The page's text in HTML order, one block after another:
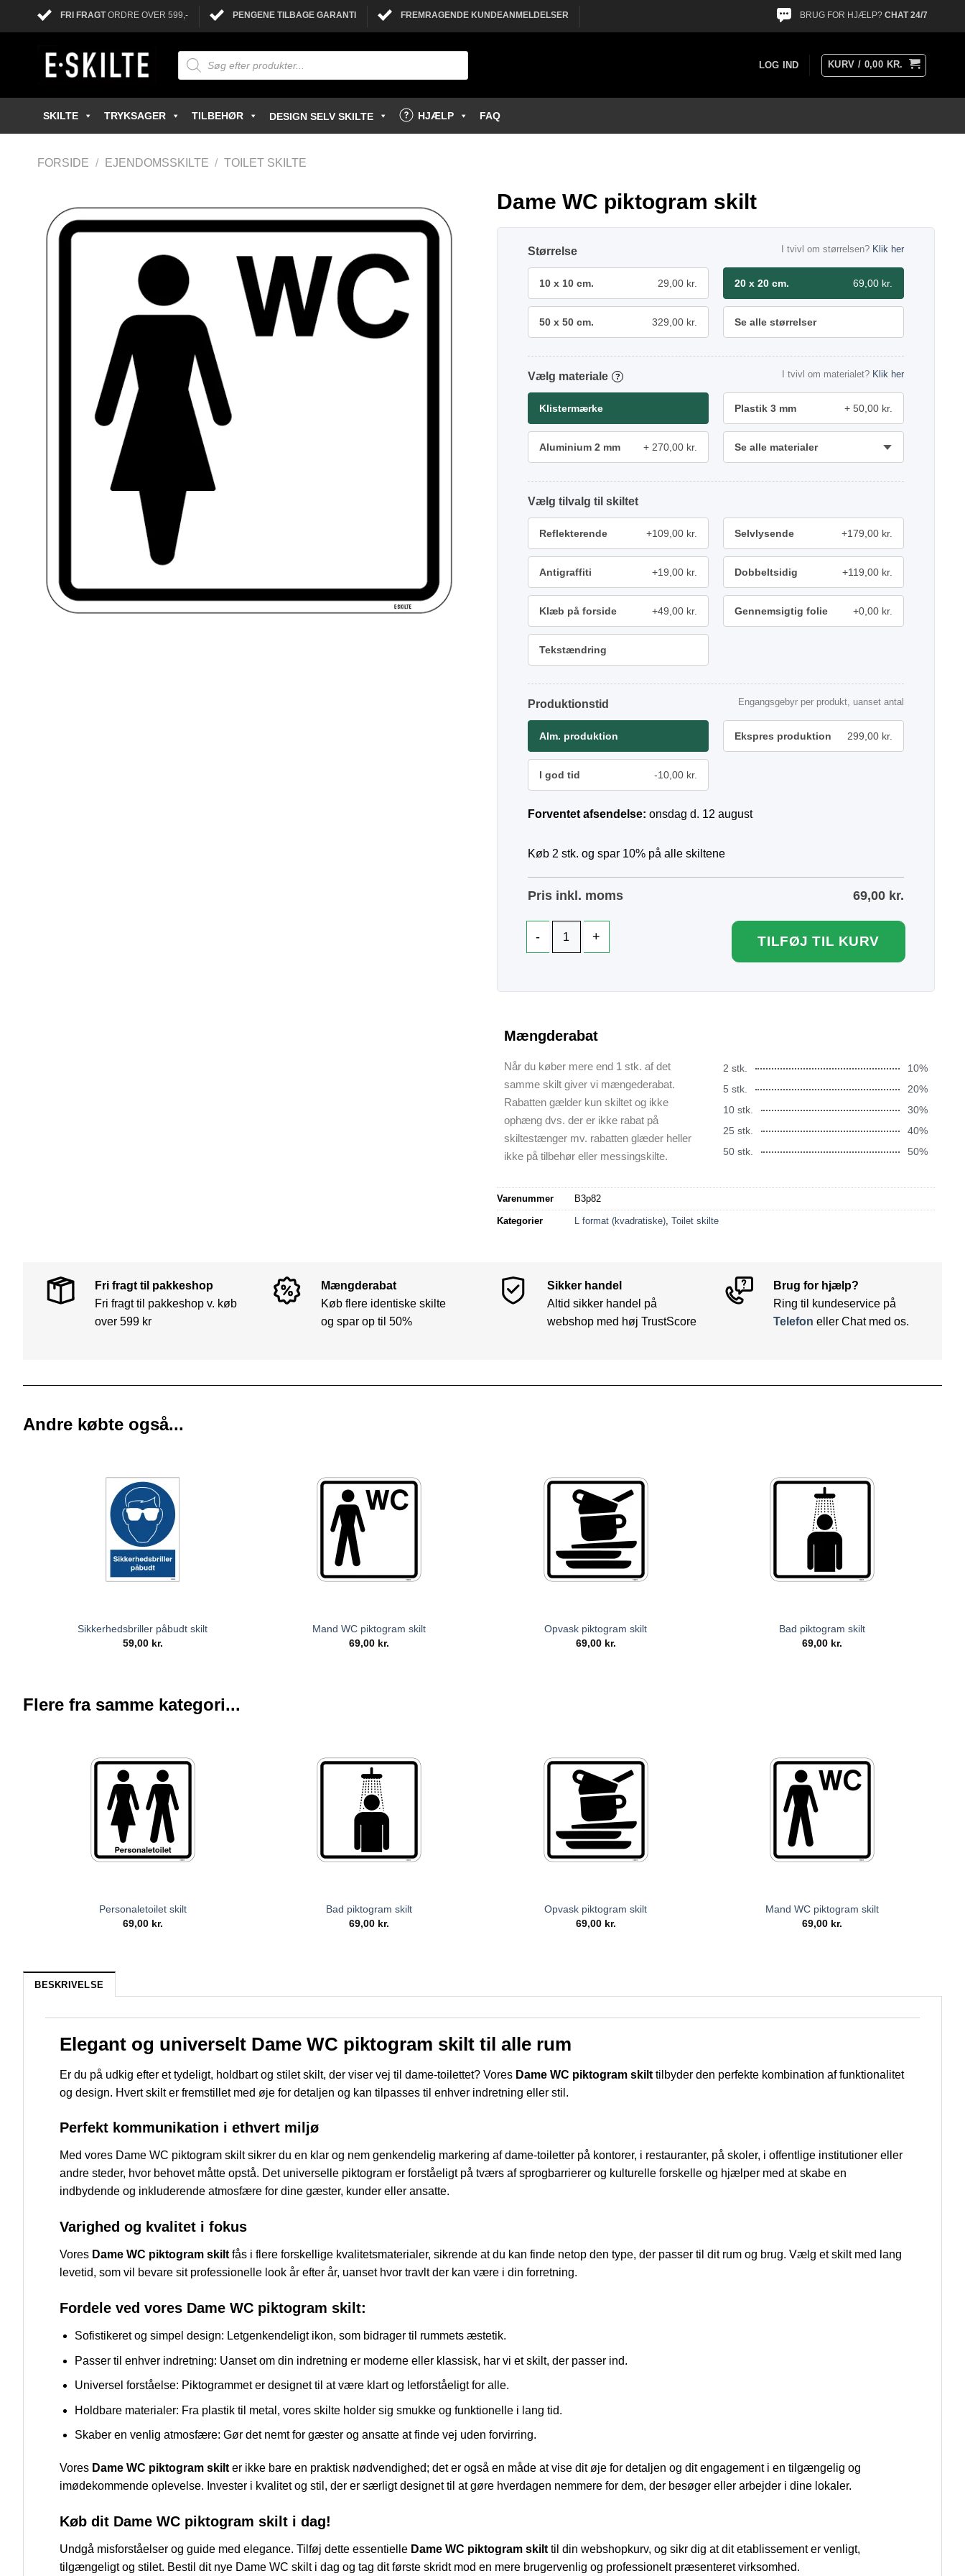
FRI FRAGTORDRE OVER 599,- PENGENE TILBAGE GARANTI FREMRAGENDE KUNDEANMELDELSER BRUG FOR HJÆLP? CHAT 24/7
LOG IND KURV / 0,00 KR.
SKILTE TRYKSAGER TILBEHØR DESIGN SELV SKILTE HJÆLP FAQ
FORSIDE / EJENDOMSSKILTE / TOILET SKILTE
Dame WC piktogram skilt
Størrelse I tvivl om størrelsen? Klik her
10 x 10 cm. 29,00 kr. 20 x 20 cm. 69,00 kr.
50 x 50 cm. 329,00 kr. Se alle størrelser
materiale ? I tvivl om materialet? Klik her
Klistermærke Plastik 3 mm 50,00 kr.
Aluminium 2 mm 270,00 kr. Se alle materialer
tilvalg
Reflekterende +109,00 kr. Selvlysende +179,00 kr.
Antigraffiti +19,00 kr. Dobbeltsidig +119,00 kr.
Klæb på forside +49,00 kr. Gennemsigtig folie +0,00 kr.
Tekstændring
Produktionstid Engangsgebyr per produkt, uanset antal
Alm. produktion Ekspres produktion 299,00 kr.
I god tid -10,00 kr.
Forventet afsendelse: onsdag d. 12 august
Køb 2 stk. og spar 10% på alle skiltene
Pris inkl. moms 69,00 kr.
TILFØJ TIL KURV
Mængderabat
Når du køber mere end 1 stk. af det
samme skilt giver vi mængederabat.
Rabatten gælder kun skiltet og ikke
ophæng dvs. der er ikke rabat på
skiltestænger mv. rabatten glæder heller
ikke på tilbehør eller messingskilte.
2 stk.
10%
5 stk.
20%
10 stk.
30%
25 stk.
40%
50 stk.
50%
Varenummer B3p82
Kategorier L format (kvadratiske) Toilet skilte
Fri fragt til pakkeshop
Fri fragt til pakkeshop v. køb
over 599 kr
Mængderabat
Køb flere identiske skilte
og spar op til 50%
Sikker handel
Altid sikker handel på
webshop med høj TrustScore
Brug for hjælp?
Ring til kundeservice på
Telefon eller Chat med os.
Andre købte også...
Sikkerhedsbriller påbudt skilt
59,00 kr.
Mand WC piktogram skilt
69,00 kr.
Opvask piktogram skilt
69,00 kr.
Bad piktogram skilt
69,00 kr.
Flere fra samme kategori...
Personaletoilet skilt
69,00 kr.
Bad piktogram skilt
69,00 kr.
Opvask piktogram skilt
69,00 kr.
Mand WC piktogram skilt
69,00 kr.
BESKRIVELSE
Elegant og universelt Dame WC piktogram skilt til alle rum
Er du på udkig efter et tydeligt, holdbart og stilet skilt, der viser vej til dame-toilettet? Vores Dame WC piktogram skilt tilbyder den perfekte kombination af funktionalitet
og design. Hvert skilt er fremstillet med øje for detaljen og kan tilpasses til enhver indretning eller stil.
Perfekt kommunikation i ethvert miljø
Med vores Dame WC piktogram skilt sikrer du en klar og nem genkendelig markering af dame-toiletter på kontorer, i restauranter, på skoler, i offentlige institutioner eller
andre steder, hvor behovet måtte opstå. Det universelle piktogram er forståeligt på tværs af sprogbarrierer og kulturelle forskelle og hjælper med at skabe en
indbydende og inkluderende atmosfære for dine gæster, kunder eller ansatte.
Varighed og kvalitet i fokus
Vores Dame WC piktogram skilt fås i flere forskellige kvalitetsmaterialer, sikrende at du kan finde netop den type, der passer til dit rum og brug. Vælg et skilt med lang
levetid, som vil bevare sit professionelle look år efter år, uanset hvor travlt der kan være i din forretning.
Fordele ved vores Dame WC piktogram skilt:
Sofistikeret og simpel design: Letgenkendeligt ikon, som bidrager til rummets æstetik.
Passer til enhver indretning: Uanset om din indretning er moderne eller klassisk, har vi et skilt, der passer ind.
Universel forståelse: Piktogrammet er designet til at være klart og letforståeligt for alle.
Holdbare materialer: Fra plastik til metal, vores skilte holder sig smukke og funktionelle i lang tid.
Skaber en venlig atmosfære: Gør det nemt for gæster og ansatte at finde vej uden forvirring.
Vores Dame WC piktogram skilt er ikke bare en praktisk nødvendighed; det er også en måde at vise dit øje for detaljen og dit engagement i en tilgængelig og
imødekommende oplevelse. Invester i kvalitet og stil, der er særligt designet til at gøre hverdagen nemmere for dem, der besøger eller arbejder i dine lokaler.
Køb dit Dame WC piktogram skilt i dag!
Undgå misforståelser og guide med elegance. Tilføj dette essentielle Dame WC piktogram skilt til din webshopkurv, og sikr dig at dit etablissement er venligt,
tilgængeligt og stilet. Bestil dit nye Dame WC skilt i dag og tag dit første skridt mod en mere brugervenlig og professionelt præsenteret virksomhed.